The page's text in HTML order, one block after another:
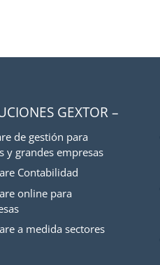
GEXTOR –
de gestión para
y grandes empresas
Contabilidad
online para
a medida sectores